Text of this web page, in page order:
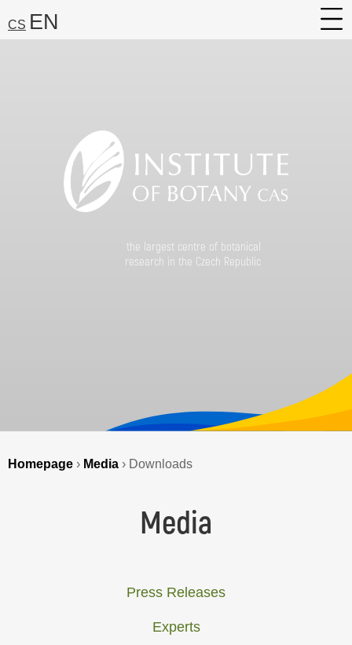
CS EN
Career
Media
the largest centre of botanical
research in the Czech Republic
Homepage › Media › Downloads
Media
Press Releases
Experts